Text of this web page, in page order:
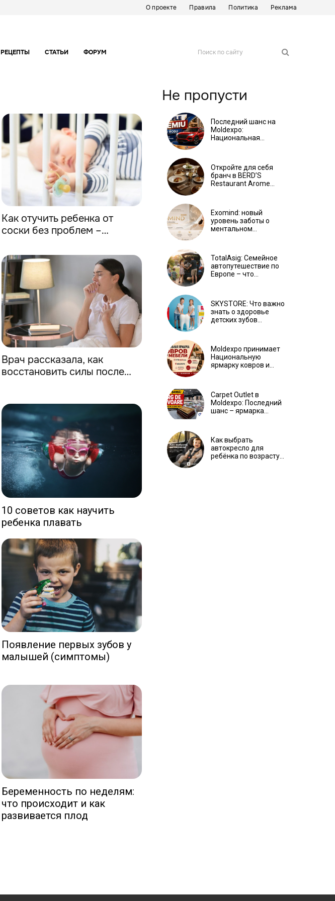
О проекте Правила Политика Реклама
РЕЦЕПТЫ СТАТЬИ ФОРУМ Поиск по сайту
Как отучить ребенка от
соски без проблем –
Врач рассказала, как
восстановить силы после
10 советов как научить
ребенка плавать
Появление первых зубов у
малышей (симптомы)
Беременность по неделям:
что происходит и как
развивается плод
Не пропусти
Последний шанс на
Moldexpo:
Национальная
Откройте для себя
бранч в BERD’S
Restaurant Arome
Exomind: новый
уровень заботы о
ментальном
TotalAsig: Семейное
автопутешествие по
Европе – что
SKYSTORE: Что важно
знать о здоровье
детских зубов
Moldexpo принимает
Национальную
ярмарку ковров и
Carpet Outlet в
Moldexpo: Последний
шанс – ярмарка
Как выбрать
автокресло для
ребёнка по возрасту и